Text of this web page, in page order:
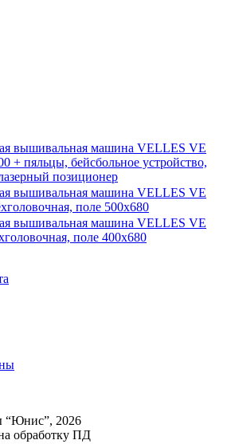
вышивальная машина VELLES VE
+ пяльцы, бейсбольное устройство,
позиционер
вышивальная машина VELLES VE
поле 500х680
вышивальная машина VELLES VE
поле 400х680
“Юнис”, 2026
обработку ПД